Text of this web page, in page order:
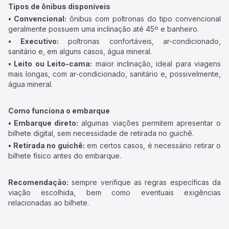
Tipos de ônibus disponíveis
• Convencional: ônibus com poltronas do tipo convencional
geralmente possuem uma inclinação até 45º e banheiro.
• Executivo: poltronas confortáveis, ar-condicionado,
sanitário e, em alguns casos, água mineral.
• Leito ou Leito-cama: maior inclinação, ideal para viagens
mais longas, com ar-condicionado, sanitário e, possivelmente,
água mineral.
Como funciona o embarque
• Embarque direto: algumas viações permitem apresentar o
bilhete digital, sem necessidade de retirada no guichê.
• Retirada no guichê: em certos casos, é necessário retirar o
bilhete físico antes do embarque.
Recomendação: sempre verifique as regras específicas da
viação escolhida, bem como eventuais exigências
relacionadas ao bilhete.